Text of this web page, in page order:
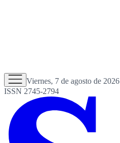
Viernes, 7 de agosto de 2026
ISSN 2745-2794